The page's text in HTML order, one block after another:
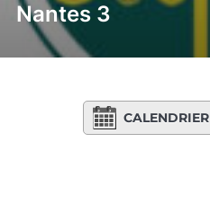
Nantes 3
CALENDRIER